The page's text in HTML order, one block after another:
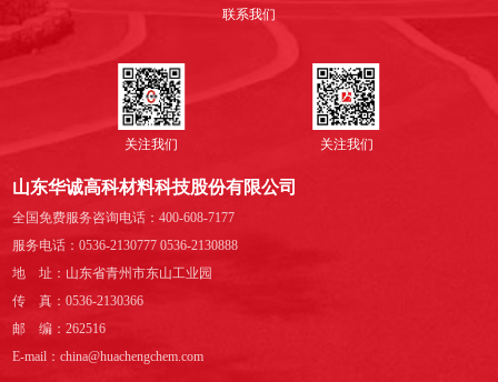
联系我们
关注我们 关注我们
山东华诚高科材料科技股份有限公司
全国免费服务咨询电话：400-608-7177
服务电话：0536-2130777 0536-2130888
地 址：山东省青州市东山工业园
传 真：0536-2130366
邮 编：262516
E-mail：china@huachengchem.com